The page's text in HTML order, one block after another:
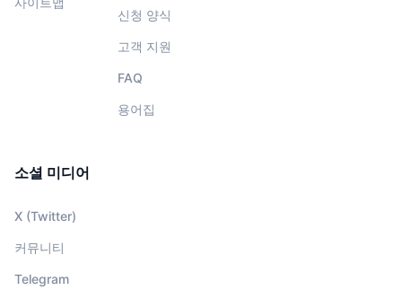
신청 양식
고객 지원
FAQ
용어집
소셜 미디어
X (Twitter)
커뮤니티
Telegram